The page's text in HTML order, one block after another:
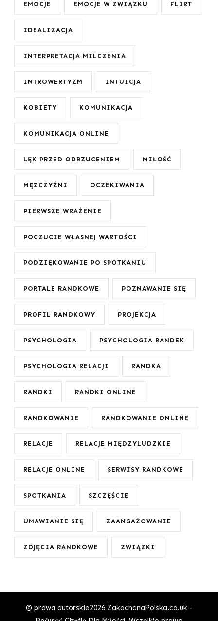
EMOCJE EMOCJE W ZWIĄZKU FLIRT
IDEALIZACJA
INTERPRETACJA MILCZENIA
INTROWERTYZM INTUICJA
KOBIETY KOMUNIKACJA
KOMUNIKACJA ONLINE
LĘK PRZED ODRZUCENIEM MIŁOŚĆ
MĘŻCZYŹNI OCZEKIWANIA
PIERWSZE WRAŻENIE
POCZUCIE WŁASNEJ WARTOŚCI
PODZIĘKOWANIE PO SPOTKANIU
PORTALE RANDKOWE POZNAWANIE SIĘ
PROFIL RANDKOWY PROJEKCJA
PSYCHOLOGIA PSYCHOLOGIA RANDEK
PSYCHOLOGIA RELACJI RANDKA
RANDKI RANDKI ONLINE
RANDKOWANIE RANDKOWANIE ONLINE
RELACJE RELACJE MIĘDZYLUDZKIE
RELACJE ONLINE SERWISY RANDKOWE
SPOTKANIA SZCZĘŚCIE
UMAWIANIE SIĘ ZAANGAŻOWANIE
ZDJĘCIA RANDKOWE ZWIĄZKI
© prawa autorskie2026 ZakochanaPolska.co.uk -